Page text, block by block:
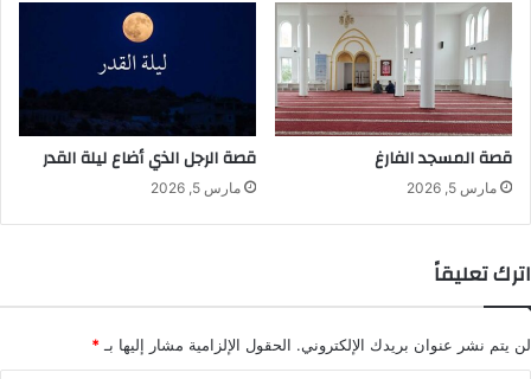
قصة المسجد الفارغ
مارس 5, 2026
قصة الرجل الذي أضاع ليلة القدر
مارس 5, 2026
اترك تعليقاً
لن يتم نشر عنوان بريدك الإلكتروني. الحقول الإلزامية مشار إليها بـ *